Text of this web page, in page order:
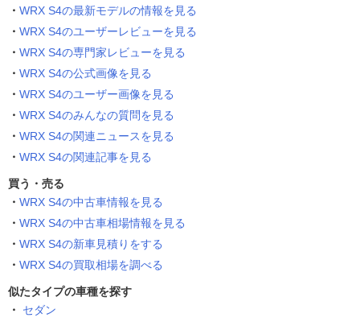
WRX S4の最新モデルの情報を見る
WRX S4のユーザーレビューを見る
WRX S4の専門家レビューを見る
WRX S4の公式画像を見る
WRX S4のユーザー画像を見る
WRX S4のみんなの質問を見る
WRX S4の関連ニュースを見る
WRX S4の関連記事を見る
買う・売る
WRX S4の中古車情報を見る
WRX S4の中古車相場情報を見る
WRX S4の新車見積りをする
WRX S4の買取相場を調べる
似たタイプの車種を探す
セダン